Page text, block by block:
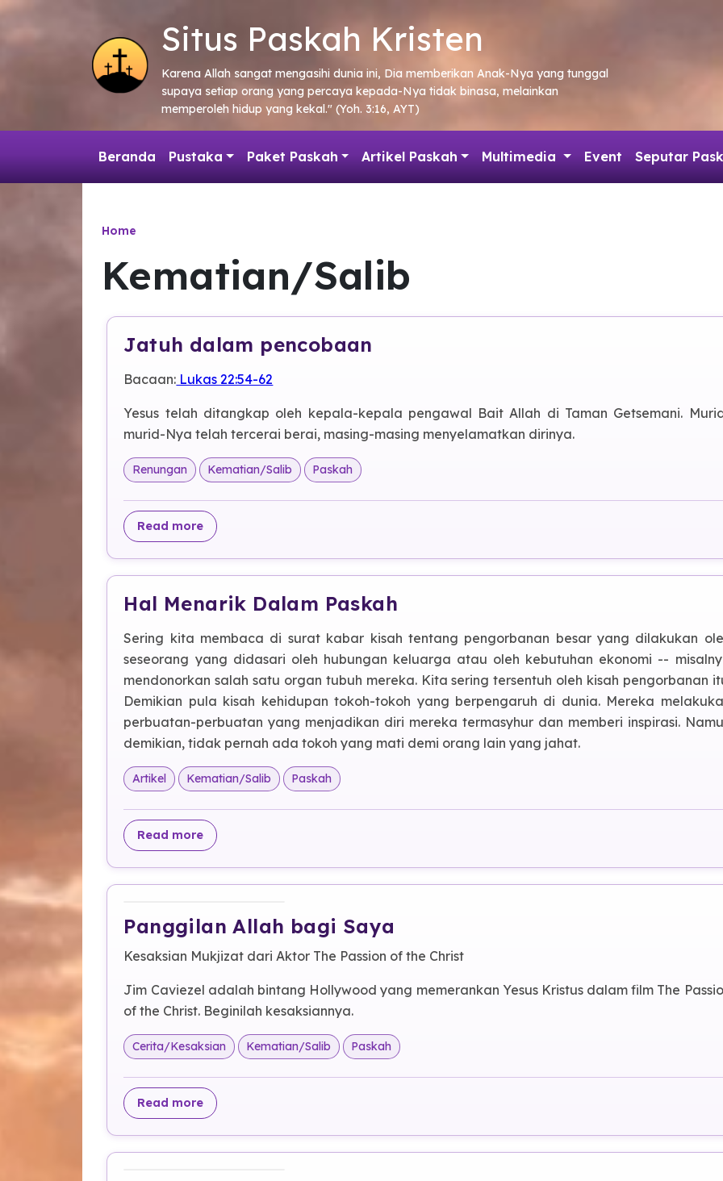
Skip to main content
Situs Paskah Kristen
Karena Allah sangat mengasihi dunia ini, Dia memberikan Anak-Nya yang tunggal
supaya setiap orang yang percaya kepada-Nya tidak binasa, melainkan
memperoleh hidup yang kekal." (Yoh. 3:16, AYT)
Beranda Pustaka Paket Paskah Artikel Paskah Multimedia Event Seputar
Home
Kematian/Salib
Jatuh dalam pencobaan
Bacaan: Lukas 22:54-62
Yesus telah ditangkap oleh kepala-kepala pengawal Bait Allah di Taman Getsemani.
murid-Nya telah tercerai berai, masing-masing menyelamatkan dirinya.
Renungan Kematian/Salib Paskah
Read moreabout Jatuh dalam pencobaan
Hal Menarik Dalam Paskah
Sering kita membaca di surat kabar kisah tentang pengorbanan besar yang dilakukan
seseorang yang didasari oleh hubungan keluarga atau oleh kebutuhan ekonomi --
mendonorkan salah satu organ tubuh mereka. Kita sering tersentuh oleh kisah pengorbanan
Demikian pula kisah kehidupan tokoh-tokoh yang berpengaruh di dunia. Mereka
perbuatan-perbuatan yang menjadikan diri mereka termasyhur dan memberi inspirasi.
demikian, tidak pernah ada tokoh yang mati demi orang lain yang jahat.
Artikel Kematian/Salib Paskah
Read moreabout Hal Menarik Dalam Paskah
Panggilan Allah bagi Saya
Kesaksian Mukjizat dari Aktor The Passion of the Christ
Jim Caviezel adalah bintang Hollywood yang memerankan Yesus Kristus dalam film The
of the Christ. Beginilah kesaksiannya.
Cerita/Kesaksian Kematian/Salib Paskah
Read moreabout Panggilan Allah bagi Saya